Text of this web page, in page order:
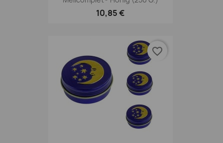
10,85 €
favorite_border